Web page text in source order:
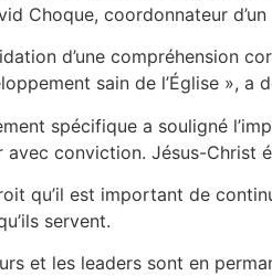
Choque, coordonnateur
d’une compréhension
sain de l’Église », a
spécifique a souligné
avec conviction. Jésus-Christ
qu’il est important de
servent.
et les leaders sont en